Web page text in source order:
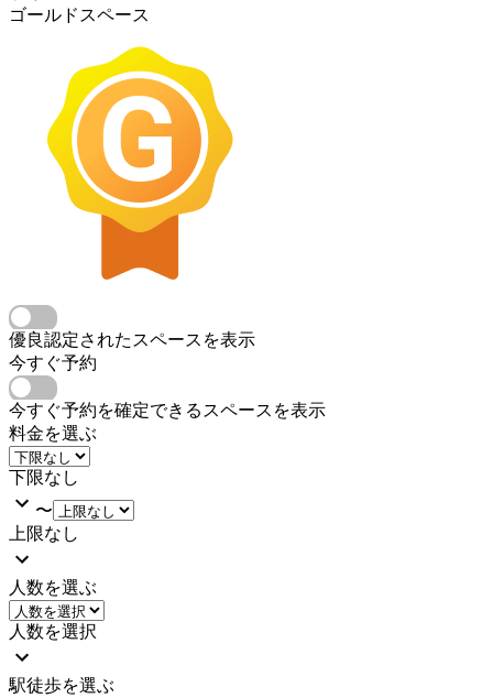
ゴールドスペース
優良認定されたスペースを表示
今すぐ予約
今すぐ予約を確定できるスペースを表示
料金を選ぶ
下限なし
〜
上限なし
人数を選ぶ
人数を選択
駅徒歩を選ぶ